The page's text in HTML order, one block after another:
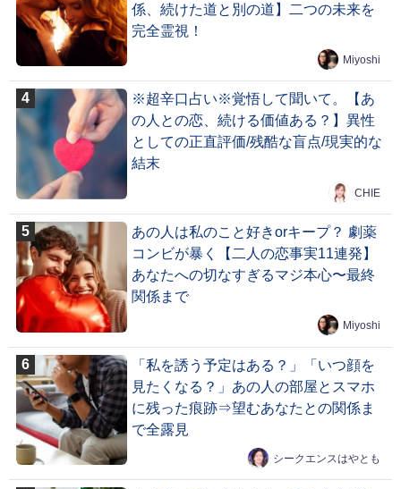
係、続けた道と別の道】二つの未来を
完全霊視！
Miyoshi
※超辛口占い※覚悟して聞いて。【あ
の人との恋、続ける価値ある？】異性
としての正直評価/残酷な盲点/現実的な
結末
CHIE
あの人は私のこと好きorキープ？ 劇薬
コンビが暴く【二人の恋事実11連発】
あなたへの切なすぎるマジ本心〜最終
関係まで
Miyoshi
「私を誘う予定はある？」「いつ顔を
見たくなる？」あの人の部屋とスマホ
に残った痕跡⇒望むあなたとの関係ま
で全露見
シークエンスはやとも